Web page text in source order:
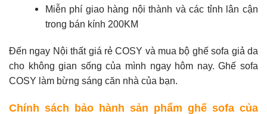
Miễn phí giao hàng nội thành và các tỉnh lân cận
trong bán kính 200KM
Đến ngay Nội thất giá rẻ COSY và mua bộ ghế sofa giả da
cho không gian sống của mình ngay hôm nay. Ghế sofa
COSY làm bừng sáng căn nhà của bạn.
Chính sách bảo hành sản phẩm ghế sofa của